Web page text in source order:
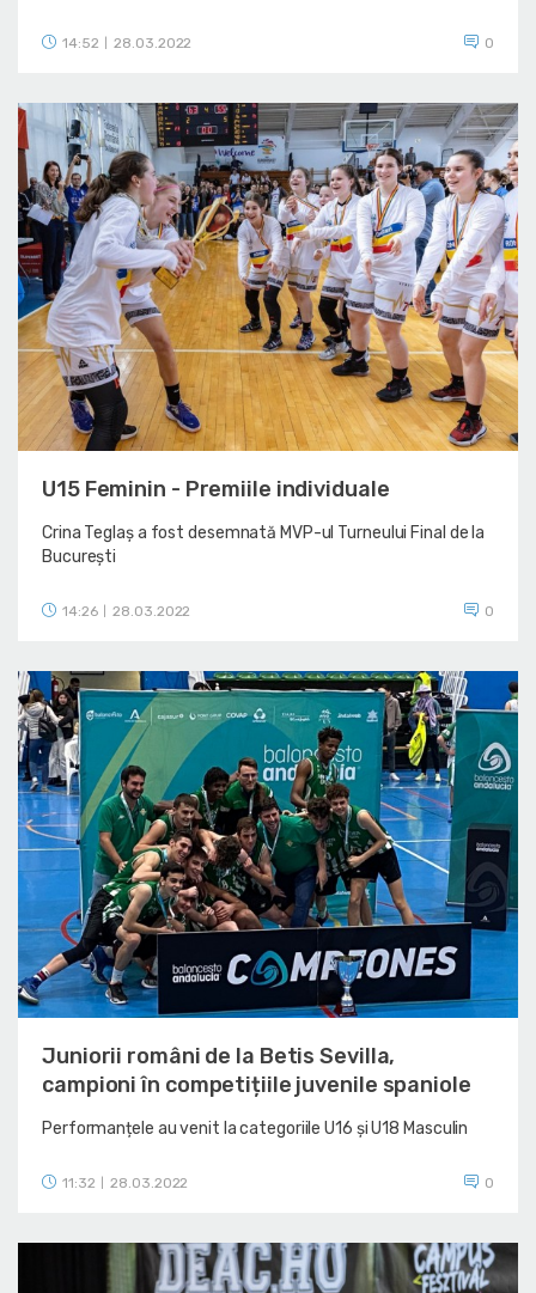
14:52 28.03.2022 0
U15 Feminin - Premiile individuale
Crina Teglaș a fost desemnată MVP-ul Turneului Final de la
București
14:26 28.03.2022 0
Juniorii români de la Betis Sevilla,
campioni în competițiile juvenile spaniole
Performanțele au venit la categoriile U16 și U18 Masculin
11:32 28.03.2022 0